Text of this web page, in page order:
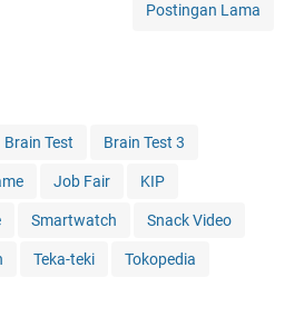
Postingan Lama
Brain Test Brain Test 3
Job Fair KIP
Smartwatch Snack Video
Teka-teki Tokopedia